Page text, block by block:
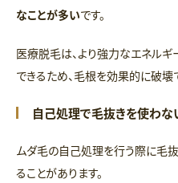
なことが多いです。
医療脱毛は、より強力なエネル
できるため、毛根を効果的に破壊
自己処理で毛抜きを使わな
ムダ毛の自己処理を行う際に毛
ることがあります。